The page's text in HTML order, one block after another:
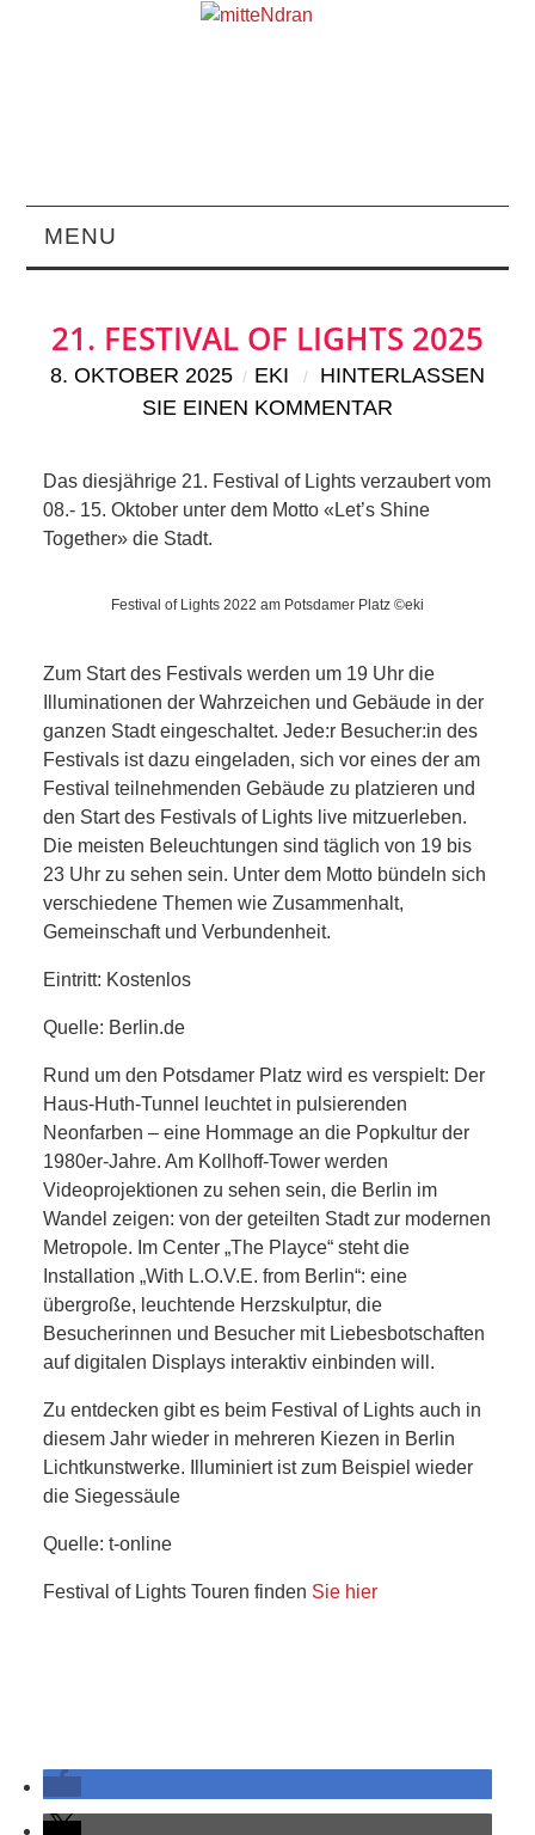
MENU
MAGAZIN
ÜBER UNS
RUBRIKEN
KIEK MA! /
MEINUNG
AUS DEM
KIEZ
GEWERBE
UND
GASTRONOMIE
KINDER,
HERANWACHSENDE,
SCHULE
KUNST
UND
KULTUR
IN
EIGENER
SACHE
MITEINANDER
ÖFFENTLICHER
UND
21. FESTIVAL OF LIGHTS 2025
8. OKTOBER 2025 EKI
HINTERLASSEN
SIE EINEN KOMMENTAR
Das diesjährige 21. Festival of Lights verzaubert vom
08.- 15. Oktober unter dem Motto «Let’s Shine
Together» die Stadt.
Festival of Lights 2022 am Potsdamer Platz ©eki
Zum Start des Festivals werden um 19 Uhr die
Illuminationen der Wahrzeichen und Gebäude in der
ganzen Stadt eingeschaltet. Jede:r Besucher:in des
Festivals ist dazu eingeladen, sich vor eines der am
Festival teilnehmenden Gebäude zu platzieren und
den Start des Festivals of Lights live mitzuerleben.
Die meisten Beleuchtungen sind täglich von 19 bis
23 Uhr zu sehen sein. Unter dem Motto bündeln sich
verschiedene Themen wie Zusammenhalt,
Gemeinschaft und Verbundenheit.
Eintritt: Kostenlos
Quelle: Berlin.de
Rund um den Potsdamer Platz wird es verspielt: Der
Haus-Huth-Tunnel leuchtet in pulsierenden
Neonfarben – eine Hommage an die Popkultur der
1980er-Jahre. Am Kollhoff-Tower werden
Videoprojektionen zu sehen sein, die Berlin im
Wandel zeigen: von der geteilten Stadt zur modernen
Metropole. Im Center „The Playce“ steht die
Installation „With L.O.V.E. from Berlin“: eine
übergroße, leuchtende Herzskulptur, die
Besucherinnen und Besucher mit Liebesbotschaften
auf digitalen Displays interaktiv einbinden will.
Zu entdecken gibt es beim Festival of Lights auch in
diesem Jahr wieder in mehreren Kiezen in Berlin
Lichtkunstwerke. Illuminiert ist zum Beispiel wieder
die Siegessäule
Quelle: t-online
Festival of Lights Touren finden Sie hier